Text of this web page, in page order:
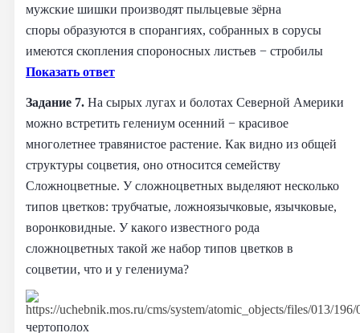
мужские шишки производят пыльцевые зёрна
споры образуются в спорангиях, собранных в сорусы
имеются скопления спороносных листьев − стробилы
Показать ответ
Задание 7. На сырых лугах и болотах Северной Америки
можно встретить гелениум осенний − красивое
многолетнее травянистое растение. Как видно из общей
структуры соцветия, оно относится семейству
Сложноцветные. У сложноцветных выделяют несколько
типов цветков: трубчатые, ложноязычковые, язычковые,
воронковидные. У какого известного рода
сложноцветных такой же набор типов цветков в
соцветии, что и у гелениума?
чертополох